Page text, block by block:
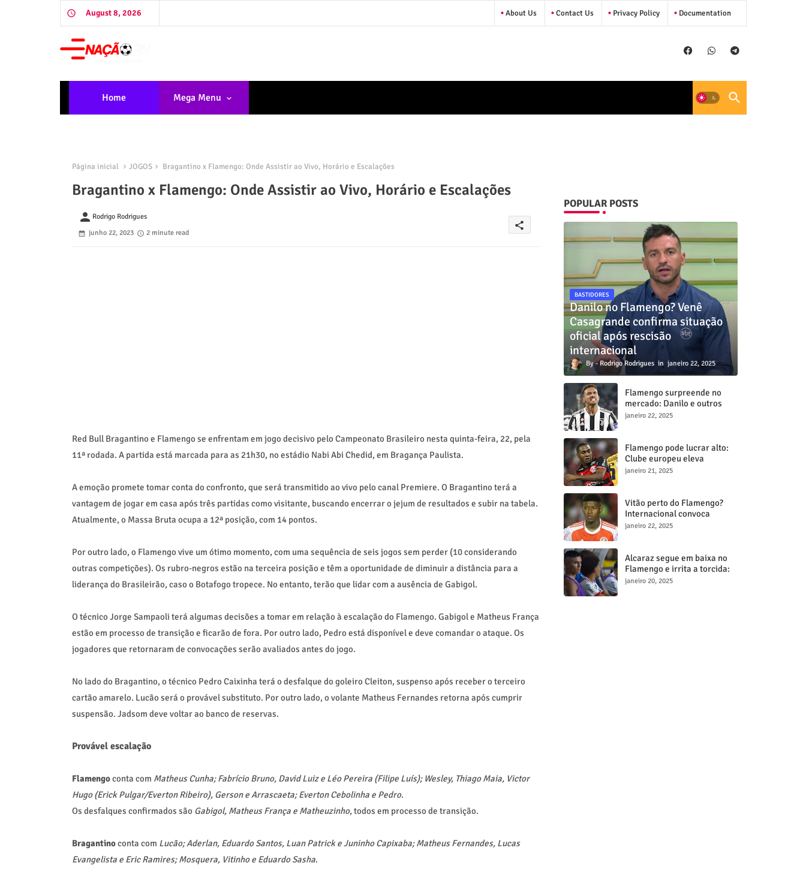
August 8, 2026 About Us Contact Us Privacy Policy Documentation
Home Mega Menu
Página inicial JOGOS Bragantino x Flamengo: Onde Assistir ao Vivo, Horário e Escalações
Bragantino x Flamengo: Onde Assistir ao Vivo, Horário e Escalações
person Rodrigo Rodrigues
junho 22, 2023
2 minute read
share
Red Bull Bragantino e Flamengo se enfrentam em jogo decisivo pelo Campeonato Brasileiro nesta quinta-feira, 22, pela
11ª rodada. A partida está marcada para as 21h30, no estádio Nabi Abi Chedid, em Bragança Paulista.
A emoção promete tomar conta do confronto, que será transmitido ao vivo pelo canal Premiere. O Bragantino terá a
vantagem de jogar em casa após três partidas como visitante, buscando encerrar o jejum de resultados e subir na tabela.
Atualmente, o Massa Bruta ocupa a 12ª posição, com 14 pontos.
Por outro lado, o Flamengo vive um ótimo momento, com uma sequência de seis jogos sem perder (10 considerando
outras competições). Os rubro-negros estão na terceira posição e têm a oportunidade de diminuir a distância para a
liderança do Brasileirão, caso o Botafogo tropece. No entanto, terão que lidar com a ausência de Gabigol.
O técnico Jorge Sampaoli terá algumas decisões a tomar em relação à escalação do Flamengo. Gabigol e Matheus França
estão em processo de transição e ficarão de fora. Por outro lado, Pedro está disponível e deve comandar o ataque. Os
jogadores que retornaram de convocações serão avaliados antes do jogo.
No lado do Bragantino, o técnico Pedro Caixinha terá o desfalque do goleiro Cleiton, suspenso após receber o terceiro
cartão amarelo. Lucão será o provável substituto. Por outro lado, o volante Matheus Fernandes retorna após cumprir
suspensão. Jadsom deve voltar ao banco de reservas.
Provável escalação
Flamengoconta com Matheus Cunha; Fabrício Bruno, David Luiz e Léo Pereira (Filipe Luís); Wesley, Thiago Maia, Victor
Hugo (Erick Pulgar/Everton Ribeiro), Gerson e Arrascaeta; Everton Cebolinha e Pedro.
Os desfalques confirmados são Gabigol, Matheus França e Matheuzinho, todos em processo de transição.
Bragantinoconta com Lucão; Aderlan, Eduardo Santos, Luan Patrick e Juninho Capixaba; Matheus Fernandes, Lucas
Evangelista e Eric Ramires; Mosquera, Vitinho e Eduardo Sasha.
POPULAR POSTS
BASTIDORES
Danilo no Flamengo? Venê
Casagrande confirma situação
oficial após rescisão
internacional
Rodrigo Rodrigues janeiro 22, 2025
Flamengo surpreende no
mercado: Danilo e outros
dois craques estão a
janeiro 22, 2025
Flamengo pode lucrar alto:
Clube europeu eleva
proposta por Lorran para R$
janeiro 21, 2025
Vitão perto do Flamengo?
Internacional convoca
reunião decisiva para tentar
janeiro 22, 2025
Alcaraz segue em baixa no
Flamengo e irrita a torcida:
"Maior contratação, menor
janeiro 20, 2025